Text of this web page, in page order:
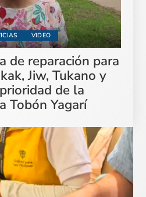
VIDEO
de reparación para
Jiw, Tukano y
de la
Tobón Yagarí